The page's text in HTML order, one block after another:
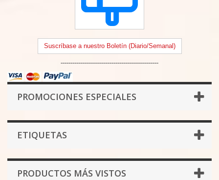
Suscríbase a nuestro Boletín (Diario/Semanal)
--------------------------------------------------
PROMOCIONES ESPECIALES
ETIQUETAS
PRODUCTOS MÁS VISTOS